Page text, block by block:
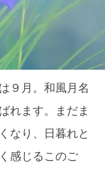
９月。和風月名
れます。まだま
なり、日暮れと
感じるこのご